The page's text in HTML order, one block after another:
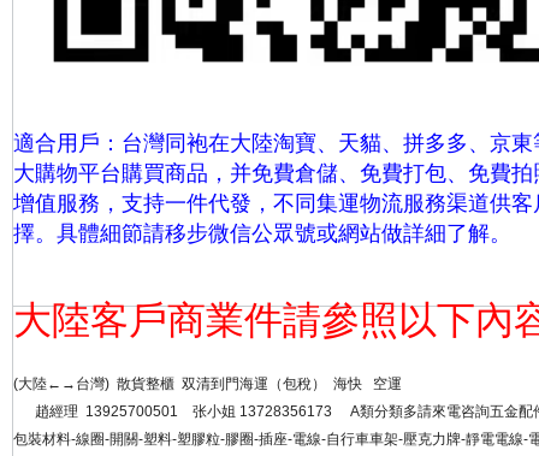
適合用戶：台灣同袍在大陸淘寶、天貓、拼多多、京東
大購物平台購買商品，并免費倉儲、免費打包、 免費拍
增值服務，支持一件代發，不同集運物流服務渠道供客
擇。具體細節請移步微信公眾號或網站做詳細了解。
大陸客戶商業件請參照以下內
(大陸←→台灣) 散貨整櫃 双清到門海運（包稅） 海快
趙經理 13925700501 张小姐 13728356173 A類分類多請來電咨詢五金配
包裝材料-線圈-開關-塑料-塑膠粒-膠圈-插座-電線-自行車車架-壓克力牌-靜電電線-